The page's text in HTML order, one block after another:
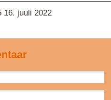
16. juuli 2022